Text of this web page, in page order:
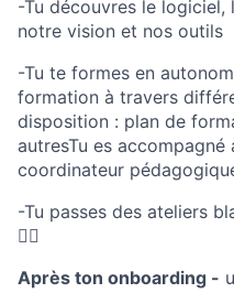
-Tu découvres le
notre vision et nos outils
-Tu te formes en
formation à travers
disposition : plan de
autresTu es
coordinateur
-Tu passes des ateliers
🏃‍♂️
Après ton onboarding -